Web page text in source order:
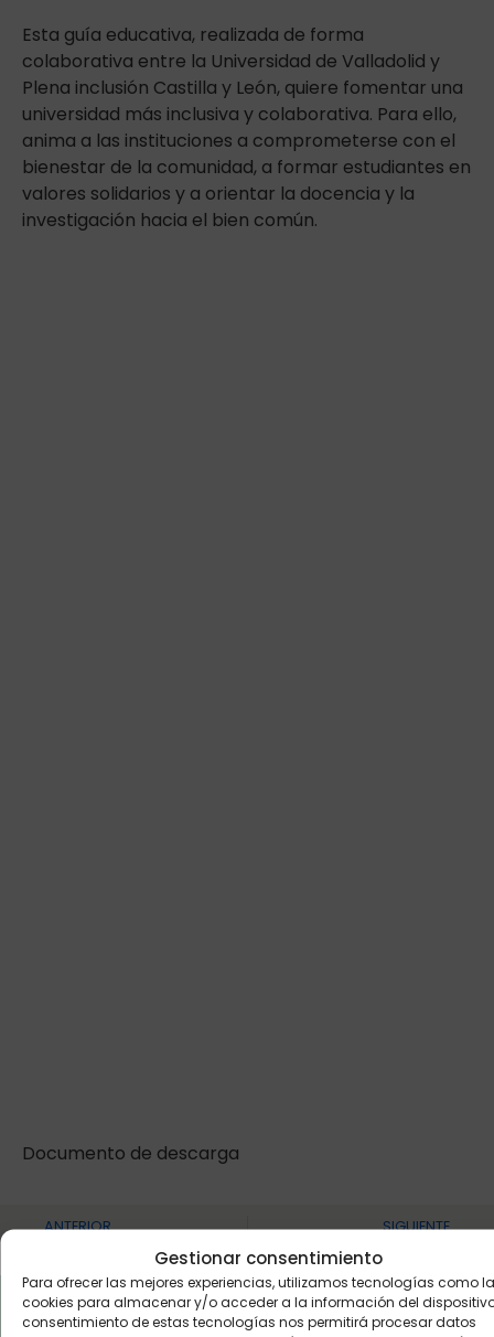
Gestionar consentimiento
Para ofrecer las mejores experiencias, utilizamos tecnologías como
cookies para almacenar y/o acceder a la información del
consentimiento de estas tecnologías nos permitirá procesar datos
Esta guía educativa, realizada de forma
colaborativa entre la Universidad de Valladolid y
Plena inclusión Castilla y León, quiere fomentar una
universidad más inclusiva y colaborativa. Para ello,
anima a las instituciones a comprometerse con el
bienestar de la comunidad, a formar estudiantes en
valores solidarios y a orientar la docencia y la
investigación hacia el bien común.
Documento de descarga
ANTERIOR
Revista La Mirada 54. Abril de 2025
SIGUIENTE